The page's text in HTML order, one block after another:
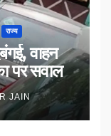
राज्य
पर सवाल
JAIN